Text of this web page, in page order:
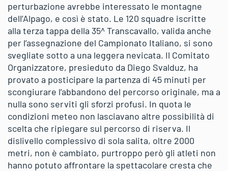
perturbazione avrebbe interessato le montagne
dell’Alpago, e così è stato. Le 120 squadre iscritte
alla terza tappa della 35^ Transcavallo, valida anche
per l’assegnazione del Campionato Italiano, si sono
svegliate sotto a una leggera nevicata. Il Comitato
Organizzatore, presieduto da Diego Svalduz, ha
provato a posticipare la partenza di 45 minuti per
scongiurare l’abbandono del percorso originale, ma a
nulla sono serviti gli sforzi profusi. In quota le
condizioni meteo non lasciavano altre possibilità di
scelta che ripiegare sul percorso di riserva. Il
dislivello complessivo di sola salita, oltre 2000
metri, non è cambiato, purtroppo però gli atleti non
hanno potuto affrontare la spettacolare cresta che